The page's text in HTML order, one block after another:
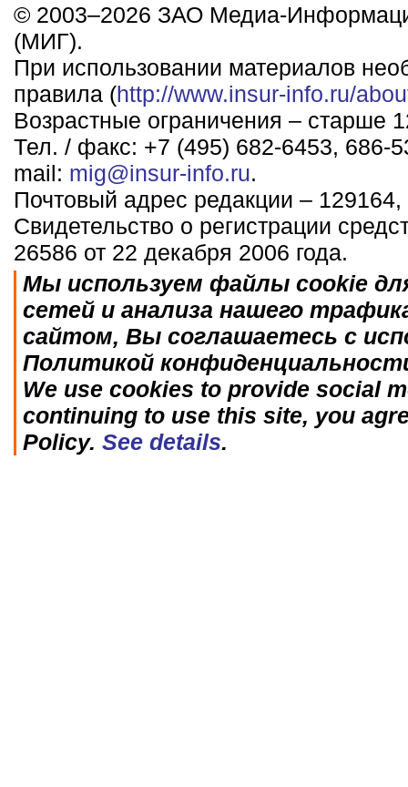
© 2003–2026 ЗАО Медиа-
(МИГ).
При использовании материалов
правила (http://www.insur-info.ru/
Возрастные ограничения – старше
Тел. / факс: +7 (495) 682-6453, 686-
mail: mig@insur-info.ru.
Почтовый адрес редакции –
Свидетельство о регистрации
26586 от 22 декабря 2006 года.
Мы используем файлы cookie
сетей и анализа нашего
сайтом, Вы соглашаетесь с
Политикой
We use cookies to provide social
continuing to use this site, you
Policy. See details.